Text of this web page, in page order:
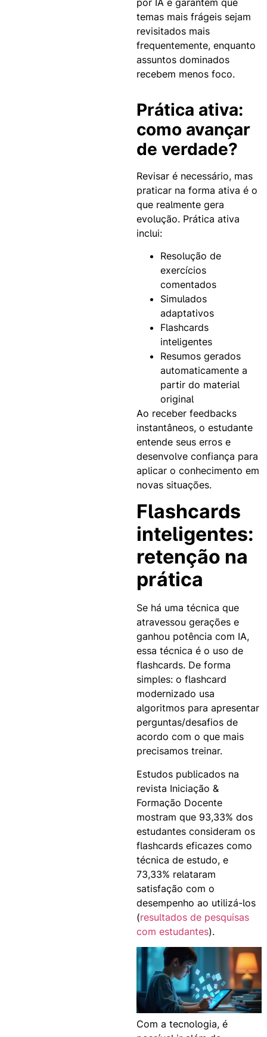
temas mais frágeis sejam
revisitados mais
frequentemente, enquanto
assuntos dominados
recebem menos foco.
Prática ativa:
como avançar
de verdade?
Revisar é necessário, mas
praticar na forma ativa é o
que realmente gera
evolução. Prática ativa
inclui:
Resolução de
exercícios
comentados
Simulados
adaptativos
Flashcards
inteligentes
Resumos gerados
automaticamente a
partir do material
original
Ao receber feedbacks
instantâneos, o estudante
entende seus erros e
desenvolve confiança para
aplicar o conhecimento em
novas situações.
Flashcards
inteligentes:
retenção na
prática
Se há uma técnica que
atravessou gerações e
ganhou potência com IA,
essa técnica é o uso de
flashcards. De forma
simples: o flashcard
modernizado usa
algoritmos para apresentar
perguntas/desafios de
acordo com o que mais
precisamos treinar.
Estudos publicados na
revista Iniciação &
Formação Docente
mostram que 93,33% dos
estudantes consideram os
flashcards eficazes como
técnica de estudo, e
73,33% relataram
satisfação com o
desempenho ao utilizá-los
(resultados de pesquisas
com estudantes).
Com a tecnologia, é